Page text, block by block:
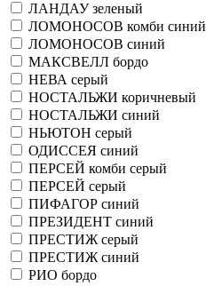
ЛАНДАУ зеленый
ЛОМОНОСОВ комби синий
ЛОМОНОСОВ синий
МАКСВЕЛЛ бордо
НЕВА серый
НОСТАЛЬЖИ коричневый
НОСТАЛЬЖИ синий
НЬЮТОН серый
ОДИССЕЯ синий
ПЕРСЕЙ комби серый
ПЕРСЕЙ серый
ПИФАГОР синий
ПРЕЗИДЕНТ синий
ПРЕСТИЖ серый
ПРЕСТИЖ синий
РИО бордо